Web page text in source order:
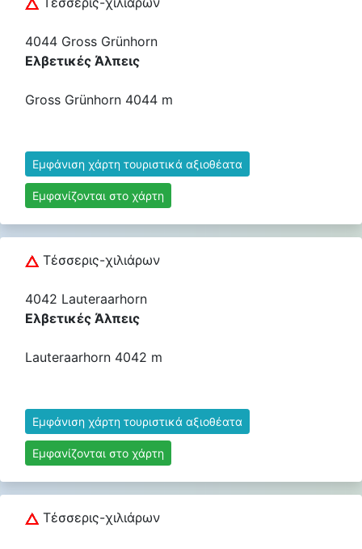
4044 Gross Grünhorn
Ελβετικές Άλπεις
Gross Grünhorn 4044 m
Εμφάνιση χάρτη τουριστικά αξιοθέατα
Εμφανίζονται στο χάρτη
Τέσσερις-χιλιάρων
4042 Lauteraarhorn
Ελβετικές Άλπεις
Lauteraarhorn 4042 m
Εμφάνιση χάρτη τουριστικά αξιοθέατα
Εμφανίζονται στο χάρτη
Τέσσερις-χιλιάρων